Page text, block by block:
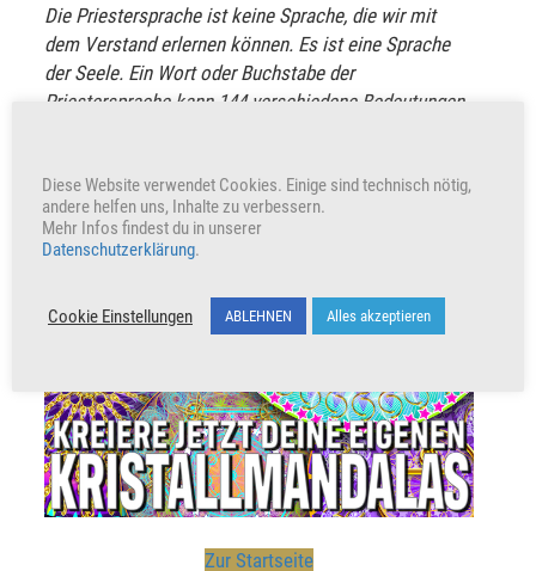
Die Priestersprache ist keine Sprache, die wir mit
dem Verstand erlernen können. Es ist eine Sprache
der Seele. Ein Wort oder Buchstabe der
Priestersprache kann 144 verschiedene Bedeutungen
VERKÜNDE UND TEILE
Werbung
Zur Startseite
Diese Website verwendet Cookies. Einige sind technisch nötig,
andere helfen uns, Inhalte zu verbessern.
Mehr Infos findest du in unserer
Datenschutzerklärung.
Cookie Einstellungen ABLEHNEN Alles akzeptieren